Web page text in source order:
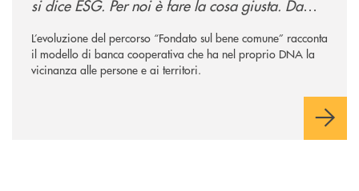
si dice ESG. Per noi è fare la cosa giusta. Da
L’evoluzione del percorso “Fondato sul bene comune” racconta
il modello di banca cooperativa che ha nel proprio DNA la
vicinanza alle persone e ai territori.